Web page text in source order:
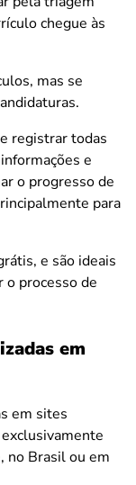
chegue às
mas se
registrar todas
e
o progresso de
para
e são ideais
o processo de
em
em sites
no Brasil ou em